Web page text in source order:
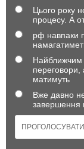
Цього року
процесу. А
рф навпаки
Найближчим
переговори,
матимуть
Вже давно
завершення